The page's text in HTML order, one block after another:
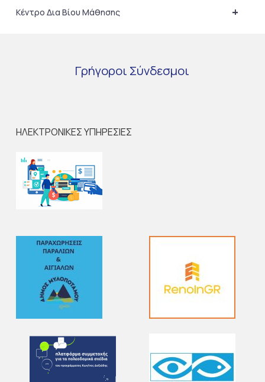
+
Κέντρο Δια Βίου Μάθησης
Γρήγοροι Σύνδεσμοι
ΗΛΕΚΤΡΟΝΙΚΕΣ ΥΠΗΡΕΣΙΕΣ